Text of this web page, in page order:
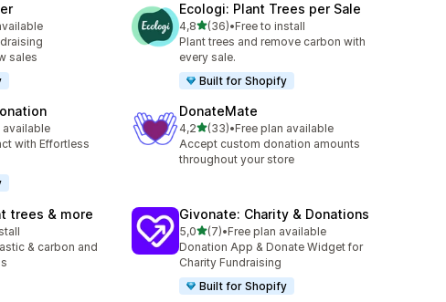
21
sales
Ecologi: Plant Trees per Sale
4,8z 5 hvězd
(36)
Celkový počet recenzí: 36
•Free to install
Plant trees and remove carbon with
every sale.
Built for Shopify
123
available
with Effortless
DonateMate
4,2z 5 hvězd
(33)
Celkový počet recenzí: 33
•Free plan available
Accept custom donation amounts
throughout your store
trees & more
57
& carbon and
Givonate: Charity & Donations
5,0z 5 hvězd
(7)
Celkový počet recenzí: 7
•Free plan available
Donation App & Donate Widget for
Charity Fundraising
Built for Shopify